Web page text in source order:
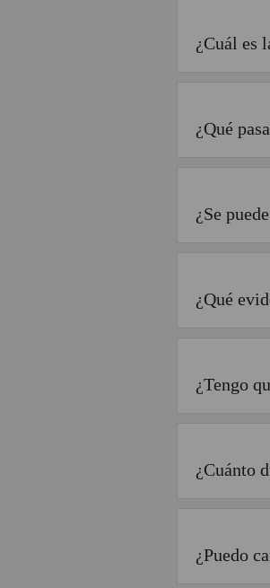
¿Cuál es
¿Qué
¿Se
¿Qué
¿Tengo
¿Cuánto
¿Puedo